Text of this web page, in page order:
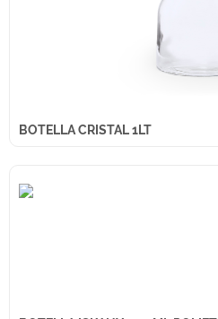
BOTELLA CRISTAL 1LT